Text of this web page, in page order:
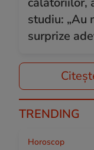
studiu: „Au
surprize
TRENDING
Horoscop